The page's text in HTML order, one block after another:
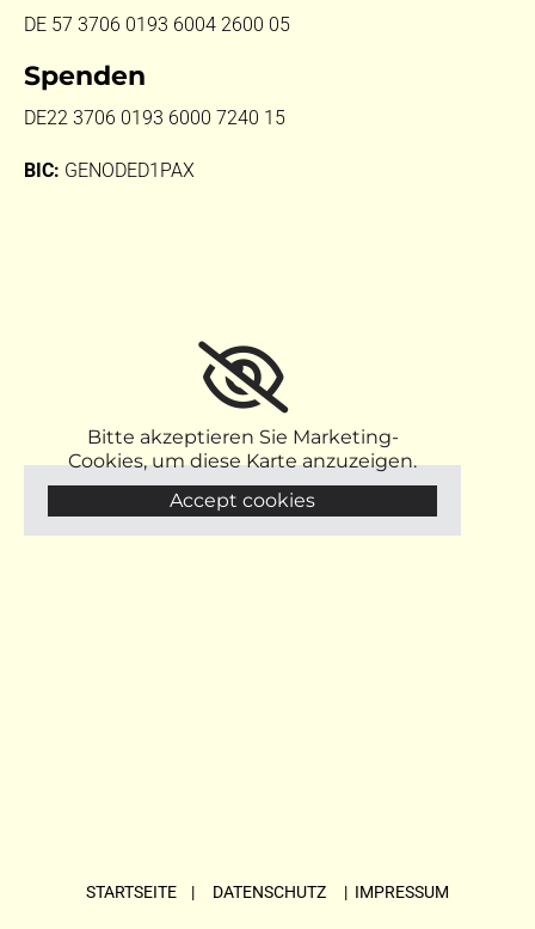
DE 57 3706 0193 6004 2600 05
Spenden
DE22 3706 0193 6000 7240 15
BIC: GENODED1PAX
Bitte akzeptieren Sie Marketing-
Cookies, um diese Karte anzuzeigen.
Accept cookies
STARTSEITE | DATENSCHUTZ | IMPRESSUM